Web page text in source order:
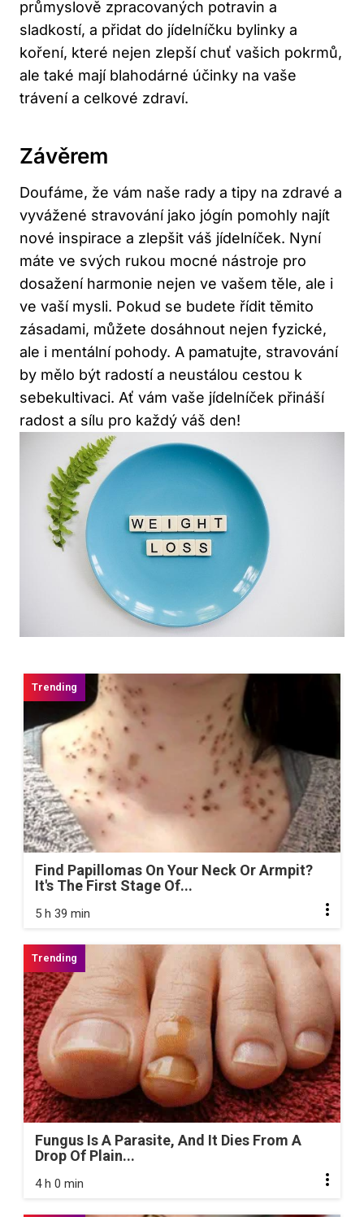
průmyslově zpracovaných potravin a
sladkostí, a přidat do jídelníčku bylinky a
koření, které nejen zlepší chuť vašich pokrmů,
ale také mají blahodárné účinky na vaše
trávení a celkové zdraví.
Závěrem
Doufáme, že vám naše rady a tipy na zdravé a
vyvážené stravování jako jógín pomohly najít
nové inspirace a zlepšit váš jídelníček. Nyní
máte ve svých rukou mocné nástroje pro
dosažení harmonie nejen ve vašem těle, ale i
ve vaší mysli. Pokud se budete řídit těmito
zásadami, můžete dosáhnout nejen fyzické,
ale i mentální pohody. A pamatujte, stravování
by mělo být radostí a neustálou cestou k
sebekultivaci. Ať vám vaše jídelníček přináší
radost a sílu pro každý váš den!
Find Papillomas On Your Neck Or Armpit?
It's The First Stage Of...
5 h 39 min
Fungus Is A Parasite, And It Dies From A
Drop Of Plain...
4 h 0 min